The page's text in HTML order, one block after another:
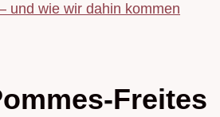
und wie wir dahin kommen
Freites